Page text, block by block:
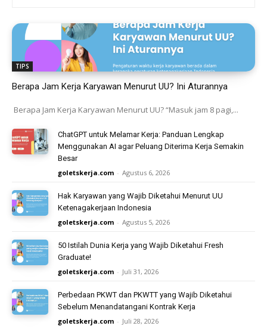
TIPS
Berapa Jam Kerja Karyawan Menurut UU? Ini Aturannya
Berapa Jam Kerja Karyawan Menurut UU? “Masuk jam 8 pagi,...
ChatGPT untuk Melamar Kerja: Panduan Lengkap
Menggunakan AI agar Peluang Diterima Kerja Semakin
Besar
goletskerja.com - Agustus 6, 2026
Hak Karyawan yang Wajib Diketahui Menurut UU
Ketenagakerjaan Indonesia
goletskerja.com - Agustus 5, 2026
50 Istilah Dunia Kerja yang Wajib Diketahui Fresh
Graduate!
goletskerja.com - Juli 31, 2026
Perbedaan PKWT dan PKWTT yang Wajib Diketahui
Sebelum Menandatangani Kontrak Kerja
goletskerja.com - Juli 28, 2026